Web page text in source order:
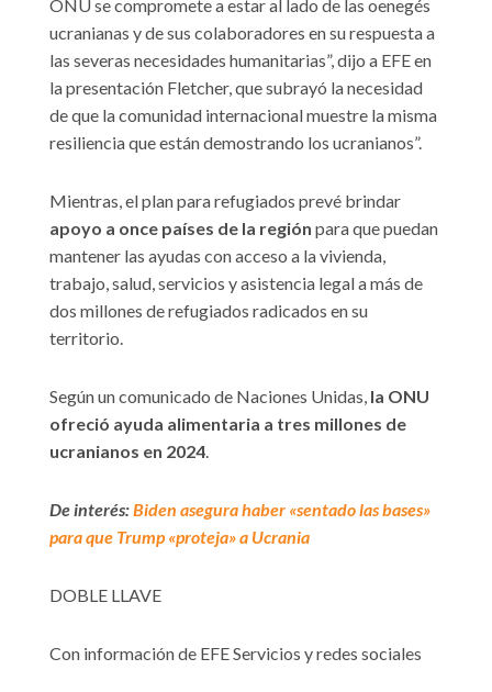
ONU se compromete a estar al lado de las oenegés
ucranianas y de sus colaboradores en su respuesta a
las severas necesidades humanitarias”, dijo a EFE en
la presentación Fletcher, que subrayó la necesidad
de que la comunidad internacional muestre la misma
resiliencia que están demostrando los ucranianos”.
Mientras, el plan para refugiados prevé brindar
apoyo a once países de la región para que puedan
mantener las ayudas con acceso a la vivienda,
trabajo, salud, servicios y asistencia legal a más de
dos millones de refugiados radicados en su
territorio.
Según un comunicado de Naciones Unidas, la ONU
ofreció ayuda alimentaria a tres millones de
ucranianos en 2024.
De interés:Biden asegura haber «sentado las bases»
para que Trump «proteja» a Ucrania
DOBLE LLAVE
Con información de EFE Servicios y redes sociales